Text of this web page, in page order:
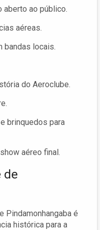
aberto ao público.
aéreas.
bandas locais.
do Aeroclube.
brinquedos para
aéreo final.
de
Pindamonhangaba é
histórica para a